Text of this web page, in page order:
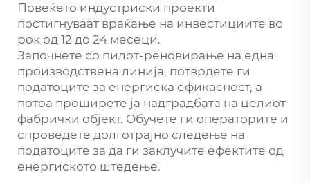
Повеќето индустриски проекти
постигнуваат враќање на инвестициите во
рок од 12 до 24 месеци.
Започнете со пилот-реновирање на една
производствена линија, потврдете ги
податоците за енергиска ефикасност, а
потоа проширете ја надградбата на целиот
фабрички објект. Обучете ги операторите и
спроведете долготрајно следење на
податоците за да ги заклучите ефектите од
енергиското штедење.